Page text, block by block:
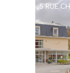
5 RUE